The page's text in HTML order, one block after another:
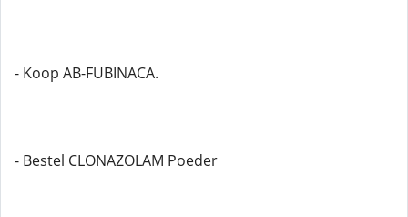
- Koop AB-FUBINACA.
- Bestel CLONAZOLAM Poeder